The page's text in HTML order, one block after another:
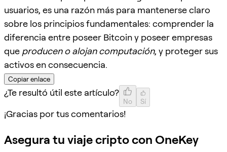
usuarios, es una razón más para mantenerse claro
sobre los principios fundamentales: comprender la
diferencia entre poseer Bitcoin y poseer empresas
que producen o alojan computación, y proteger sus
activos en consecuencia.
Copiar enlace
¿Te resultó útil este artículo?
No Sí
¡Gracias por tus comentarios!
Asegura tu viaje cripto con OneKey